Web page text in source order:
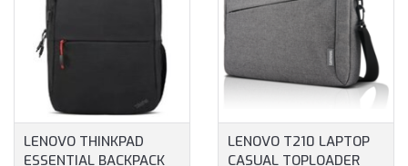
LENOVO THINKPAD
ESSENTIAL BACKPACK
LENOVO T210 LAPTOP
CASUAL TOPLOADER